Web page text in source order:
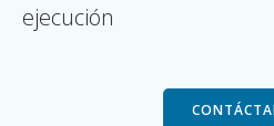
ejecución